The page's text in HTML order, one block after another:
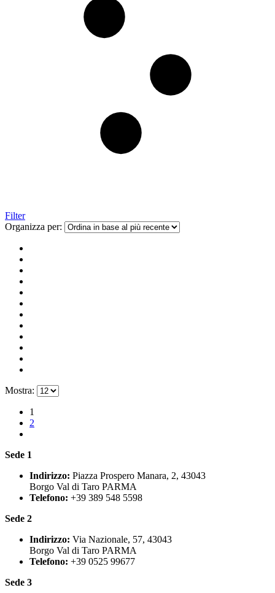
Filter
Organizza per:
Mostra:
1
2
Sede 1
Indirizzo: Piazza Prospero Manara, 2, 43043
Borgo Val di Taro PARMA
Telefono: +39 389 548 5598
Sede 2
Indirizzo: Via Nazionale, 57, 43043
Borgo Val di Taro PARMA
Telefono: +39 0525 99677
Sede 3